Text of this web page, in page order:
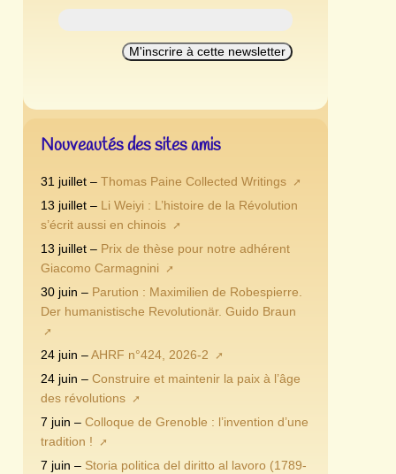
Nouveautés des sites amis
31 juillet – Thomas Paine Collected Writings
13 juillet – Li Weiyi : L’histoire de la Révolution
s’écrit aussi en chinois
13 juillet – Prix de thèse pour notre adhérent
Giacomo Carmagnini
30 juin – Parution : Maximilien de Robespierre.
Der humanistische Revolutionär. Guido Braun
24 juin – AHRF n°424, 2026-2
24 juin – Construire et maintenir la paix à l’âge
des révolutions
7 juin – Colloque de Grenoble : l’invention d’une
tradition !
7 juin – Storia politica del diritto al lavoro (1789-